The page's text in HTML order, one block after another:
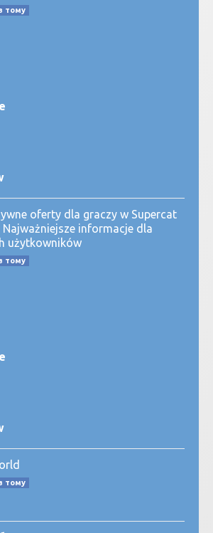
тому
oferty dla graczy w Supercat
Najważniejsze informacje dla
użytkowników
тому
тому